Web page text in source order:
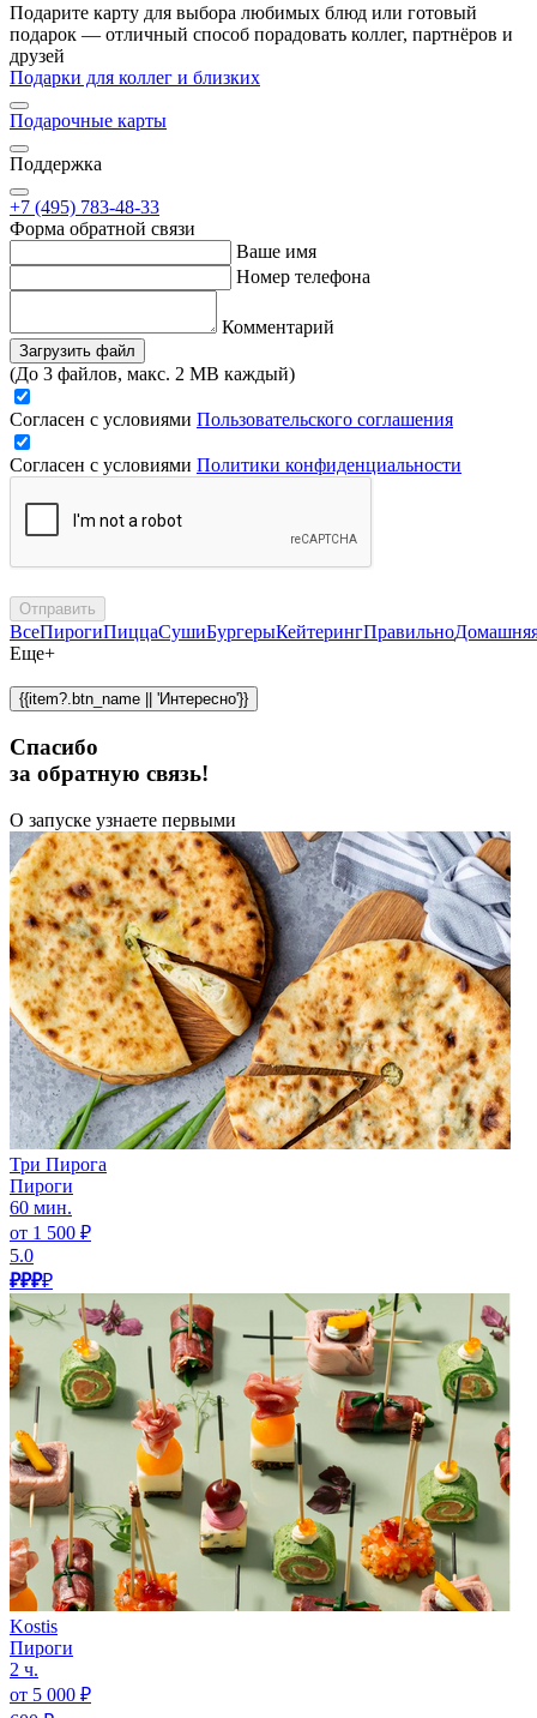
Подарите карту для выбора любимых блюд или готовый
подарок — отличный способ порадовать коллег, партнёров и
друзей
Подарки для коллег и близких
Подарочные карты
Поддержка
+7 (495) 783-48-33
Форма обратной связи
Ваше имя
Номер телефона
Комментарий
Загрузить файл
(До 3 файлов, макс. 2 MB каждый)
Согласен с условиями Пользовательского соглашения
Согласен с условиями Политики конфиденциальности
Отправить
ВсеПирогиПиццаСушиБургерыКейтерингПравильно
Еще+
{{item?.btn_name || 'Интересно'}}
Спасибо
за обратную связь!
О запуске узнаете первыми
Три Пирога
Пироги
60 мин.
от 1 500 ₽
5.0
₽₽₽₽
Kostis
Пироги
2 ч.
от 5 000 ₽